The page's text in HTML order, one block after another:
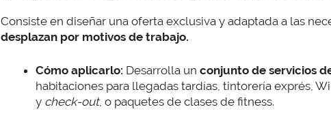
Consiste en diseñar una oferta exclusiva y adaptada a las
desplazan por motivos de trabajo.
Cómo aplicarlo: Desarrolla un conjunto de servicios
habitaciones para llegadas tardías, tintorería exprés,
y check-out, o paquetes de clases de fitness.